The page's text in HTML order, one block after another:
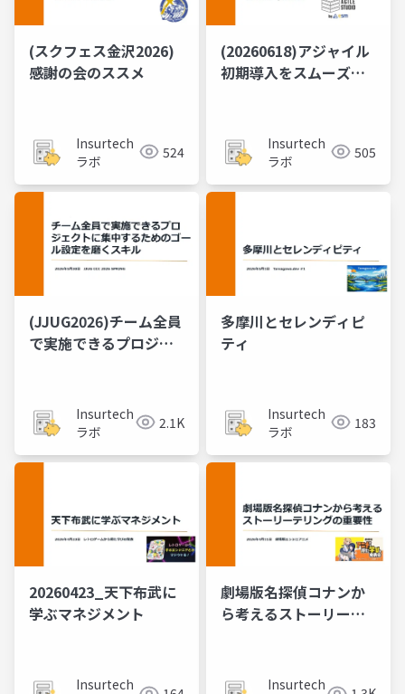
(スクフェス金沢2026)
感謝の会のススメ
Insurtech
ラボ
524
(20260618)アジャイル
初期導入を​スムーズに​
Insurtech
ラボ
505
(JJUG2026)チーム全員
で実施できるプロジェ
ル
Insurtech
ラボ
2.1K
多摩川とセレンディピ
ティ
Insurtech
ラボ
183
20260423_天下布武に
学ぶマネジメント
Insurtech
劇場版名探偵コナンか
ら考えるストーリーテ
Insurtech